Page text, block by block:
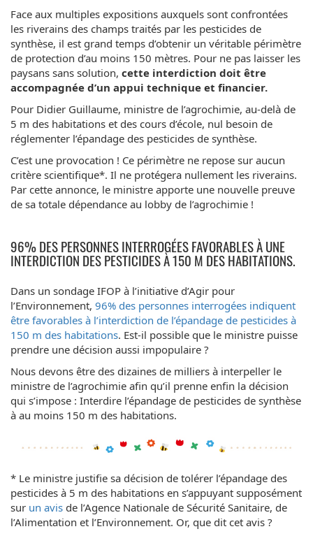
Face aux multiples expositions auxquels sont confrontées
les riverains des champs traités par les pesticides de
synthèse, il est grand temps d’obtenir un véritable périmètre
de protection d’au moins 150 mètres. Pour ne pas laisser les
paysans sans solution, cette interdiction doit être
accompagnée d’un appui technique et financier.
Pour Didier Guillaume, ministre de l’agrochimie, au-delà de
5 m des habitations et des cours d’école, nul besoin de
réglementer l’épandage des pesticides de synthèse.
C’est une provocation ! Ce périmètre ne repose sur aucun
critère scientifique*. Il ne protégera nullement les riverains.
Par cette annonce, le ministre apporte une nouvelle preuve
de sa totale dépendance au lobby de l’agrochimie !
96% DES PERSONNES INTERROGÉES FAVORABLES À UNE
INTERDICTION DES PESTICIDES À 150 M DES HABITATIONS.
Dans un sondage IFOP à l’initiative d’Agir pour
l’Environnement, 96% des personnes interrogées indiquent
être favorables à l’interdiction de l’épandage de pesticides à
150 m des habitations. Est-il possible que le ministre puisse
prendre une décision aussi impopulaire ?
Nous devons être des dizaines de milliers à interpeller le
ministre de l’agrochimie afin qu’il prenne enfin la décision
qui s’impose : Interdire l’épandage de pesticides de synthèse
à au moins 150 m des habitations.
* Le ministre justifie sa décision de tolérer l’épandage des
pesticides à 5 m des habitations en s’appuyant supposément
sur un avis de l’Agence Nationale de Sécurité Sanitaire, de
l’Alimentation et l’Environnement. Or, que dit cet avis ?